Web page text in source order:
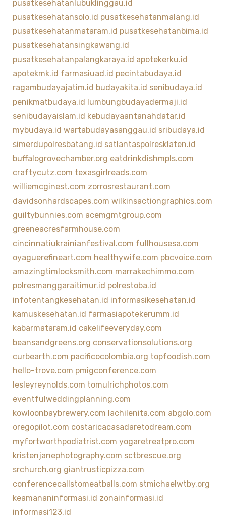
pusatkesehatanlubuklinggau.id
pusatkesehatansolo.id pusatkesehatanmalang.id
pusatkesehatanmataram.id pusatkesehatanbima.id
pusatkesehatansingkawang.id
pusatkesehatanpalangkaraya.id apotekerku.id
apotekmk.id farmasiuad.id pecintabudaya.id
ragambudayajatim.id budayakita.id senibudaya.id
penikmatbudaya.id
lumbungbudayadermaji.id
senibudayaislam.id kebudayaantanahdatar.id
mybudaya.id wartabudayasanggau.id sribudaya.id
simerdupolresbatang.id satlantaspolresklaten.id
buffalogrovechamber.org eatdrinkdishmpls.com
craftycutz.com texasgirlreads.com
williemcginest.com zorrosrestaurant.com
davidsonhardscapes.com wilkinsactiongraphics.com
guiltybunnies.com acemgmtgroup.com
greeneacresfarmhouse.com
cincinnatiukrainianfestival.com fullhousesa.com
oyaguerefineart.com healthywife.com pbcvoice.com
amazingtimlocksmith.com marrakechimmo.com
polresmanggaraitimur.id polrestoba.id
infotentangkesehatan.id informasikesehatan.id
kamuskesehatan.id farmasiapotekerumm.id
kabarmataram.id cakelifeeveryday.com
beansandgreens.org conservationsolutions.org
curbearth.com pacificocolombia.org topfoodish.com
hello-trove.com pmigconference.com
lesleyreynolds.com tomulrichphotos.com
eventfulweddingplanning.com
kowloonbaybrewery.com lachilenita.com abgolo.com
oregopilot.com costaricacasadaretodream.com
myfortworthpodiatrist.com yogaretreatpro.com
kristenjanephotography.com sctbrescue.org
srchurch.org giantrusticpizza.com
conferencecallstomeatballs.com stmichaelwtby.org
keamananinformasi.id zonainformasi.id
informasi123.id